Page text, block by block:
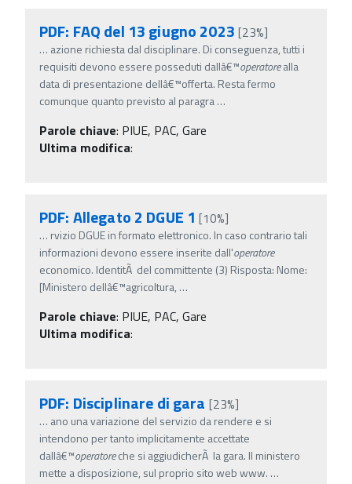
PDF: FAQ del 13 giugno 2023 [23%]
… azione richiesta dal disciplinare. Di conseguenza, tutti i
requisiti devono essere posseduti dallâ€™operatorealla
data di presentazione dellâ€™offerta. Resta fermo
comunque quanto previsto al paragra…
Parole chiave: PIUE, PAC, Gare
Ultima modifica:
PDF: Allegato 2 DGUE 1[10%]
… rvizio DGUE in formato elettronico. In caso contrario tali
informazioni devono essere inserite dall'operatore
economico. IdentitÃ del committente (3) Risposta: Nome:
[Ministero dellâ€™agricoltura, …
Parole chiave: PIUE, PAC, Gare
Ultima modifica:
PDF: Disciplinare di gara [23%]
… ano una variazione del servizio da rendere e si
intendono per tanto implicitamente accettate
dallâ€™operatoreche si aggiudicherÃ la gara. Il ministero
mette a disposizione, sul proprio sito web www. …